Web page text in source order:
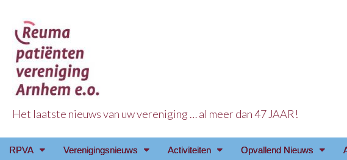
Reuma Patienten
Het laatste nieuws van uw vereniging … al meer dan 47 JAAR!
Main
Skip
RPVA Verenigingsnieuws Activiteiten Opvallend Nieuws